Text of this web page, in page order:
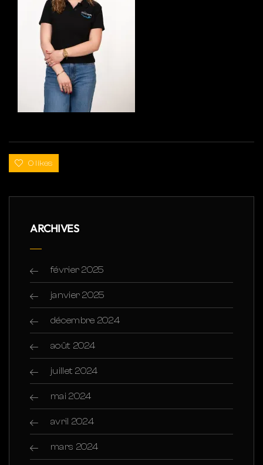
0 likes
ARCHIVES
février 2025
janvier 2025
décembre 2024
août 2024
juillet 2024
mai 2024
avril 2024
mars 2024